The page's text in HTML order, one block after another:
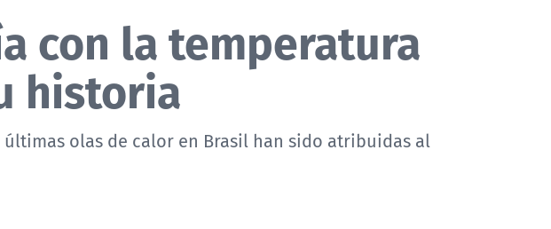
con la temperatura
historia
olas de calor en Brasil han sido atribuidas al